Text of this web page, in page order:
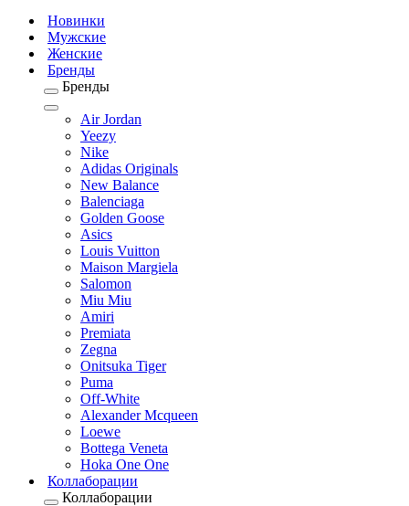
Новинки
Мужские
Женские
Бренды
Бренды
Air Jordan
Yeezy
Nike
Adidas Originals
New Balance
Balenciaga
Golden Goose
Asics
Louis Vuitton
Maison Margiela
Salomon
Miu Miu
Amiri
Premiata
Zegna
Onitsuka Tiger
Puma
Off-White
Alexander Mcqueen
Loewe
Bottega Veneta
Hoka One One
Коллаборации
Коллаборации